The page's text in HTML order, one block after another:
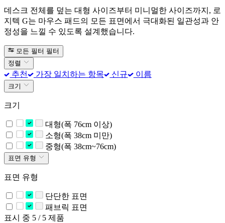
데스크 전체를 덮는 대형 사이즈부터 미니멀한 사이즈까지, 로
지텍 G는 마우스 패드의 모든 표면에서 극대화된 일관성과 안
정성을 느낄 수 있도록 설계했습니다.
모든 필터 필터
정렬
추천 가장 일치하는 항목 신규 이름
크기
크기
대형(폭 76cm 이상)
소형(폭 38cm 미만)
중형(폭 38cm~76cm)
표면 유형
표면 유형
단단한 표면
패브릭 표면
표시 중 5 / 5 제품